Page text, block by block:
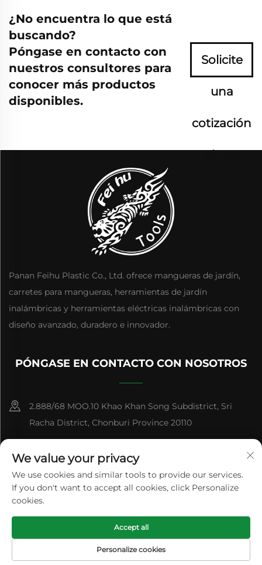
¿No encuentra lo que está
buscando?
Póngase en contacto con
nuestros consultores para
conocer más productos
disponibles.
Solicite
una
cotización
ahora
Panan Feihu Plastic Co., Ltd. ofrece mangueras de jardín,
carretes para mangueras, herramientas de jardín
inalámbricas y herramientas eléctricas inalámbricas con
diseño avanzado, duradero e innovador.
PÓNGASE EN CONTACTO CON NOSOTROS
2.888/68 MOO.10 Khao Khan Song Subdistrict, Sri
Racha District, Chonburi Province 20110
[email protected]
Derechos de Autor © Panan Feihu Plastic Co., Ltd. Todos los
Derechos Reservados Política de privacidad
PÁGINA DE CORREO
We value your privacy
We use cookies and similar tools to provide our services.
If you don't want to accept all cookies, click Personalize
cookies.
Personalize cookies
Accept all